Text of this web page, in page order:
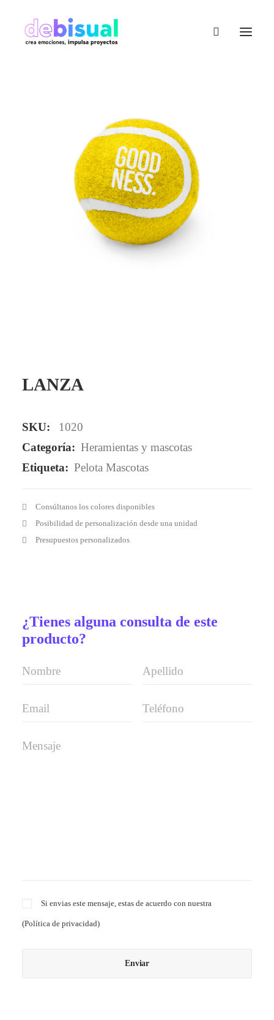
LANZA
SKU:
1020
Categoría: Heramientas y mascotas
Etiqueta: Pelota Mascotas
Consúltanos los colores disponibles
Posibilidad de personalización desde una unidad
Presupuestos personalizados
¿Tienes alguna consulta de este
producto?
Si envias este mensaje, estas de acuerdo con nuestra
(Política de privacidad)